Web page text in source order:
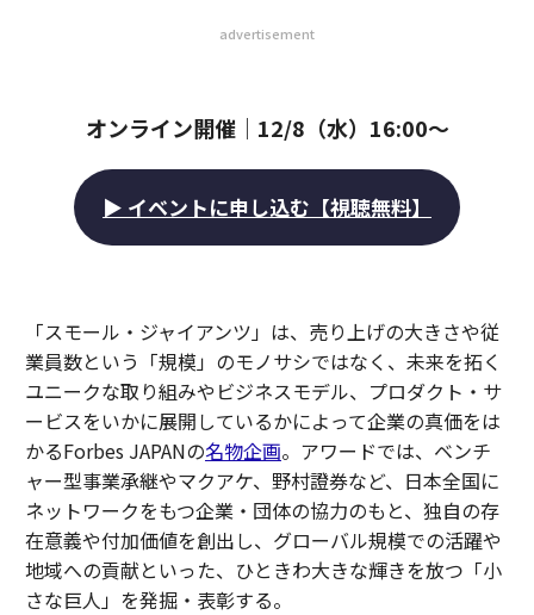
advertisement
オンライン開催｜12/8（水）16:00〜
▶ イベントに申し込む【視聴無料】
「スモール・ジャイアンツ」は、売り上げの大きさや従
業員数という「規模」のモノサシではなく、未来を拓く
ユニークな取り組みやビジネスモデル、プロダクト・サ
ービスをいかに展開しているかによって企業の真価をは
かるForbes JAPANの名物企画。アワードでは、ベンチ
ャー型事業承継やマクアケ、野村證券など、日本全国に
ネットワークをもつ企業・団体の協力のもと、独自の存
在意義や付加価値を創出し、グローバル規模での活躍や
地域への貢献といった、ひときわ大きな輝きを放つ「小
さな巨人」を発掘・表彰する。